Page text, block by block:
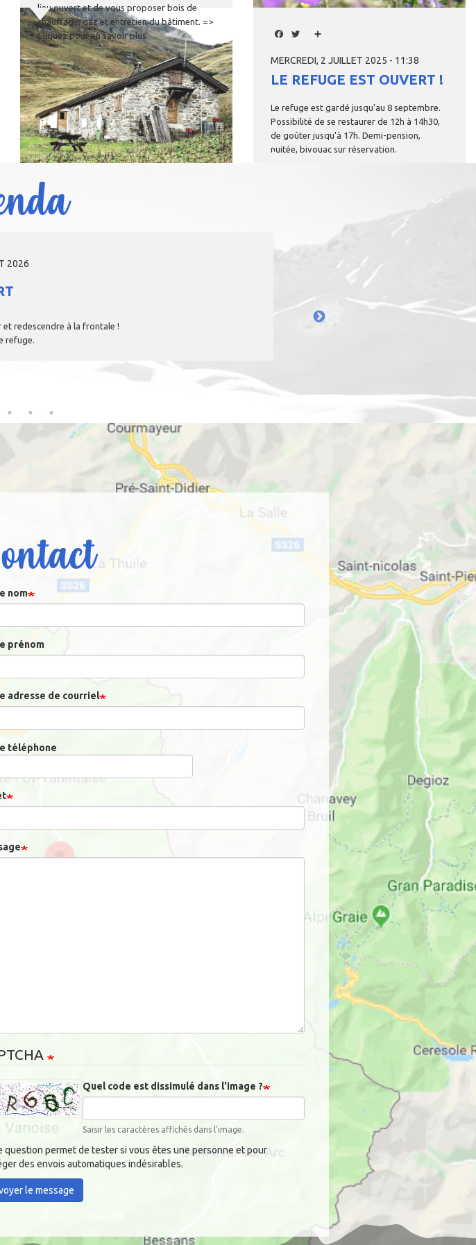
lieu ouvert et de vous proposer bois de
chauffage, gaz et entretien du bâtiment. =>
Cliquez pour en savoir plus
Image
Facebook
Twitter
MERCREDI, 2 JUILLET 2025 - 11:38
LE REFUGE EST OUVERT !
Le refuge est gardé jusqu'au 8 septembre.
Possibilité de se restaurer de 12h à 14h30,
de goûter jusqu'à 17h. Demi-pension,
nuitée, bivouac sur réservation.
2026
redescendre à la frontale !
refuge.
nom
prénom
adresse de courriel
téléphone
Quel code est dissimulé dans l'image ?
Saisir les caractères affichés dans l'image.
question permet de tester si vous êtes une personne et pour
des envois automatiques indésirables.
le message